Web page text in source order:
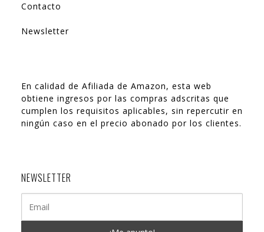
Contacto
Newsletter
En calidad de Afiliada de Amazon, esta web
obtiene ingresos por las compras adscritas que
cumplen los requisitos aplicables, sin repercutir en
ningún caso en el precio abonado por los clientes.
NEWSLETTER